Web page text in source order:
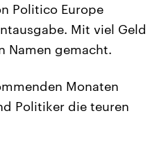
Politico Europe
Mit viel Geld
Namen gemacht.
Monaten
Politiker die teuren